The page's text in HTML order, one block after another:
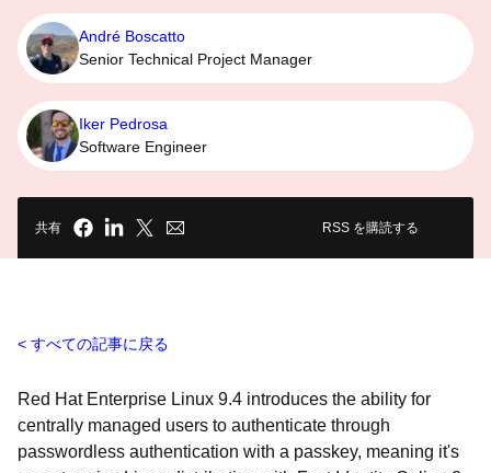
André Boscatto
Senior Technical Project Manager
Iker Pedrosa
Software Engineer
共有 RSS を購読する
すべての記事に戻る
Red Hat Enterprise Linux 9.4 introduces the ability for
centrally managed users to authenticate through
passwordless authentication with a passkey, meaning it's